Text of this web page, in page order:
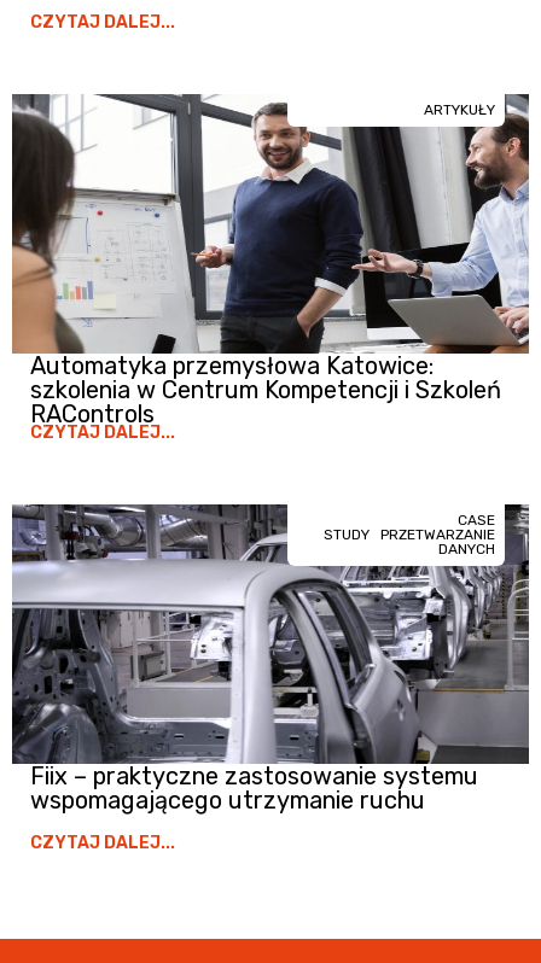
CZYTAJ DALEJ...
Automatyka przemysłowa Katowice:
szkolenia w Centrum Kompetencji i Szkoleń
RAControls
ARTYKUŁY
CZYTAJ DALEJ...
Fiix – praktyczne zastosowanie systemu
wspomagającego utrzymanie ruchu
CASE
STUDY
PRZETWARZANIE
DANYCH
CZYTAJ DALEJ...